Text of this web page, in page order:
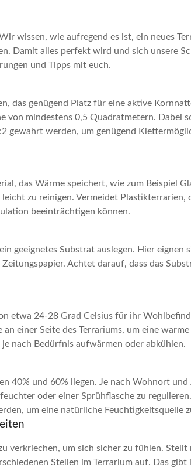
wissen, wie aufregend es ist, ein neues​
Damit alles perfekt wird und sich unsere
und Tipps mit euch.
das ‌genügend Platz⁣ für⁤ eine ⁣aktive
von ⁢mindestens 0,5 Quadratmetern. Dabei
gewahrt ⁣werden, ‍um genügend
das Wärme speichert, wie zum Beispiel
zu⁤ reinigen. Vermeidet Plastikterrarien,
beeinträchtigen können.
geeignetes Substrat auslegen. Hier eignen
‍Achtet darauf,‍ dass ⁤das
etwa 24-28‍ Grad Celsius für ihr
einer Seite des Terrariums, um​ eine warme⁣
nach Bedürfnis aufwärmen oder abkühlen.
40% und 60% ‌liegen. Je nach⁢ Wohnort‍ und
oder einer Sprühflasche zu
um eine⁣ natürliche Feuchtigkeitsquelle
verkriechen, um sich sicher zu fühlen.‍ Stellt
Stellen im Terrarium auf. ‌Das gibt